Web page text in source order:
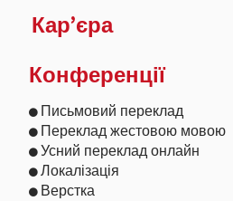
Кар’єра
Конференції
Письмовий переклад
Переклад жестовою мовою
Усний переклад онлайн
Локалізація
Верстка